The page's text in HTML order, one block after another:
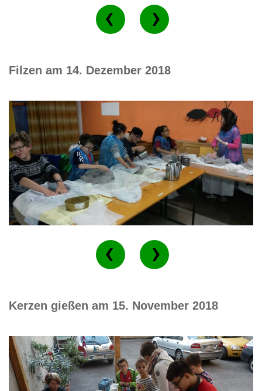
Filzen am 14. Dezember 2018
Kerzen gießen am 15. November 2018